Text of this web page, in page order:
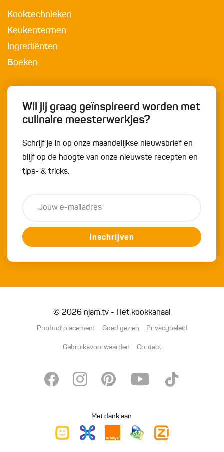
Kooktechnieken
Keukentermen
Ingrediënten
Boeken
Wil jij graag geïnspireerd worden met
culinaire meesterwerkjes?
Schrijf je in op onze maandelijkse nieuwsbrief en
blijf op de hoogte van onze nieuwste recepten en
tips- & tricks.
Inschrijven
© 2026 njam.tv - Het kookkanaal
Product placement Goed gezien Privacybeleid
Gebruiksvoorwaarden Contact
Met dank aan